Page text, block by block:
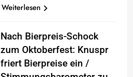
Weiterlesen
Nach Bierpreis-Schock
zum Oktoberfest: Knuspr
friert Bierpreise ein /